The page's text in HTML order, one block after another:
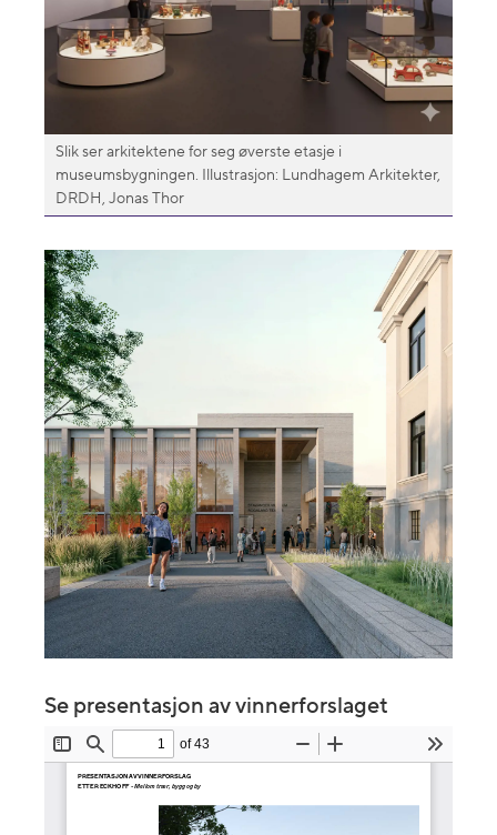
Slik ser arkitektene for seg øverste etasje i
museumsbygningen. Illustrasjon: Lundhagem Arkitekter,
DRDH, Jonas Thor
Se presentasjon av vinnerforslaget